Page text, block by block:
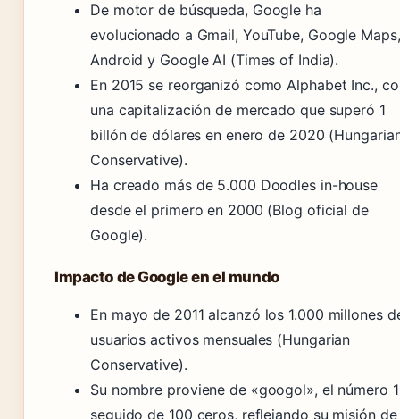
De motor de búsqueda, Google ha
evolucionado a Gmail, YouTube, Google Maps,
Android y Google AI (Times of India).
En 2015 se reorganizó como Alphabet Inc.,
una capitalización de mercado que superó 1
billón de dólares en enero de 2020
Conservative).
Ha creado más de 5.000 Doodles in-house
desde el primero en 2000 (Blog oficial de
Google).
Impacto de Google en el mundo
En mayo de 2011 alcanzó los 1.000 millones
usuarios activos mensuales (Hungarian
Conservative).
Su nombre proviene de «googol», el número 1
seguido de 100 ceros, reflejando su misión de